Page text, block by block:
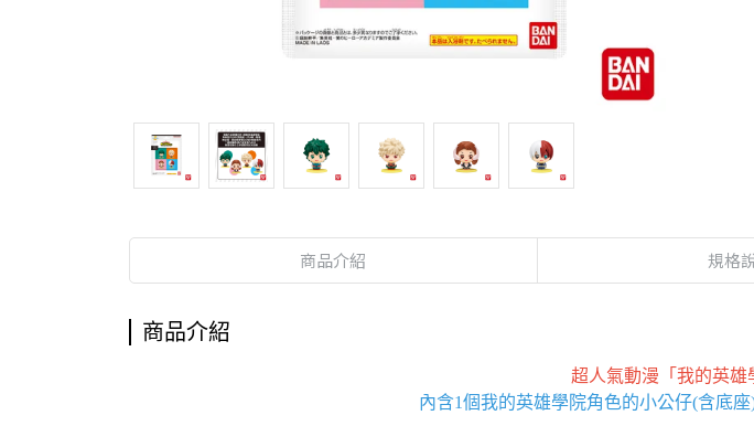
商品介紹 規格
商品介紹
超人氣動漫「我的英雄
內含1個我的英雄學院角色的小公仔(含底